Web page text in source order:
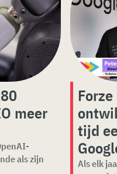
meer
als zijn
tijd
Als elk